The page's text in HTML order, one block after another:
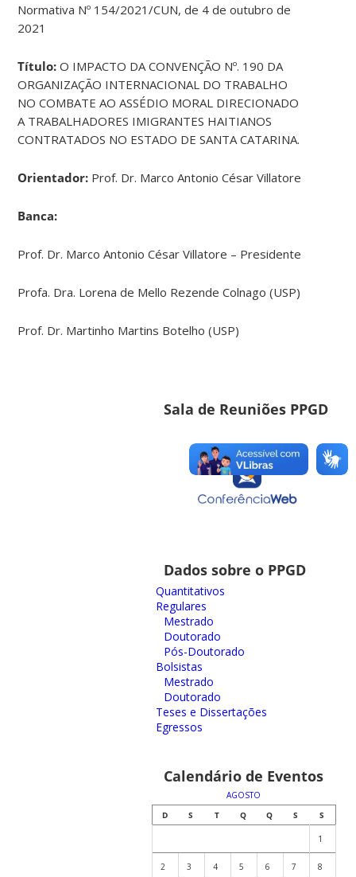
Normativa Nº 154/2021/CUN, de 4 de outubro de
2021
Título:O IMPACTO DA CONVENÇÃO Nº. 190 DA
ORGANIZAÇÃO INTERNACIONAL DO TRABALHO
NO COMBATE AO ASSÉDIO MORAL DIRECIONADO
A TRABALHADORES IMIGRANTES HAITIANOS
CONTRATADOS NO ESTADO DE SANTA CATARINA.
Orientador: Prof. Dr. Marco Antonio César Villatore
Banca:
Prof. Dr. Marco Antonio César Villatore – Presidente
Profa. Dra. Lorena de Mello Rezende Colnago (USP)
Prof. Dr. Martinho Martins Botelho (USP)
Sala de Reuniões PPGD
Dados sobre o PPGD
Quantitativos
Regulares
Mestrado
Doutorado
Pós-Doutorado
Bolsistas
Mestrado
Doutorado
Teses e Dissertações
Egressos
Calendário de Eventos
AGOSTO
D
S T Q Q S S
1
2 3 4 5 6 7 8